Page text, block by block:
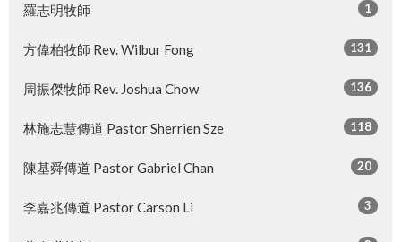
羅志明牧師 1
方偉柏牧師 Rev. Wilbur Fong 131
周振傑牧師 Rev. Joshua Chow 136
林施志慧傳道 Pastor Sherrien Sze 118
陳基舜傳道 Pastor Gabriel Chan 20
李嘉兆傳道 Pastor Carson Li 3